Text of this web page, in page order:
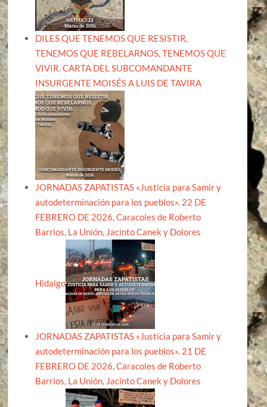
DILES QUE TENEMOS QUE RESISTIR,
TENEMOS QUE REBELARNOS, TENEMOS QUE
VIVIR. CARTA DEL SUBCOMANDANTE
INSURGENTE MOISÉS A LUIS DE TAVIRA
JORNADAS ZAPATISTAS «Justicia para Samir y
autodeterminación para los pueblos». 22 DE
FEBRERO DE 2026, Caracoles de Roberto
Barrios, La Unión, Jacinto Canek y Dolores
Hidalgo
JORNADAS ZAPATISTAS «Justicia para Samir y
autodeterminación para los pueblos». 21 DE
FEBRERO DE 2026, Caracoles de Roberto
Barrios, La Unión, Jacinto Canek y Dolores